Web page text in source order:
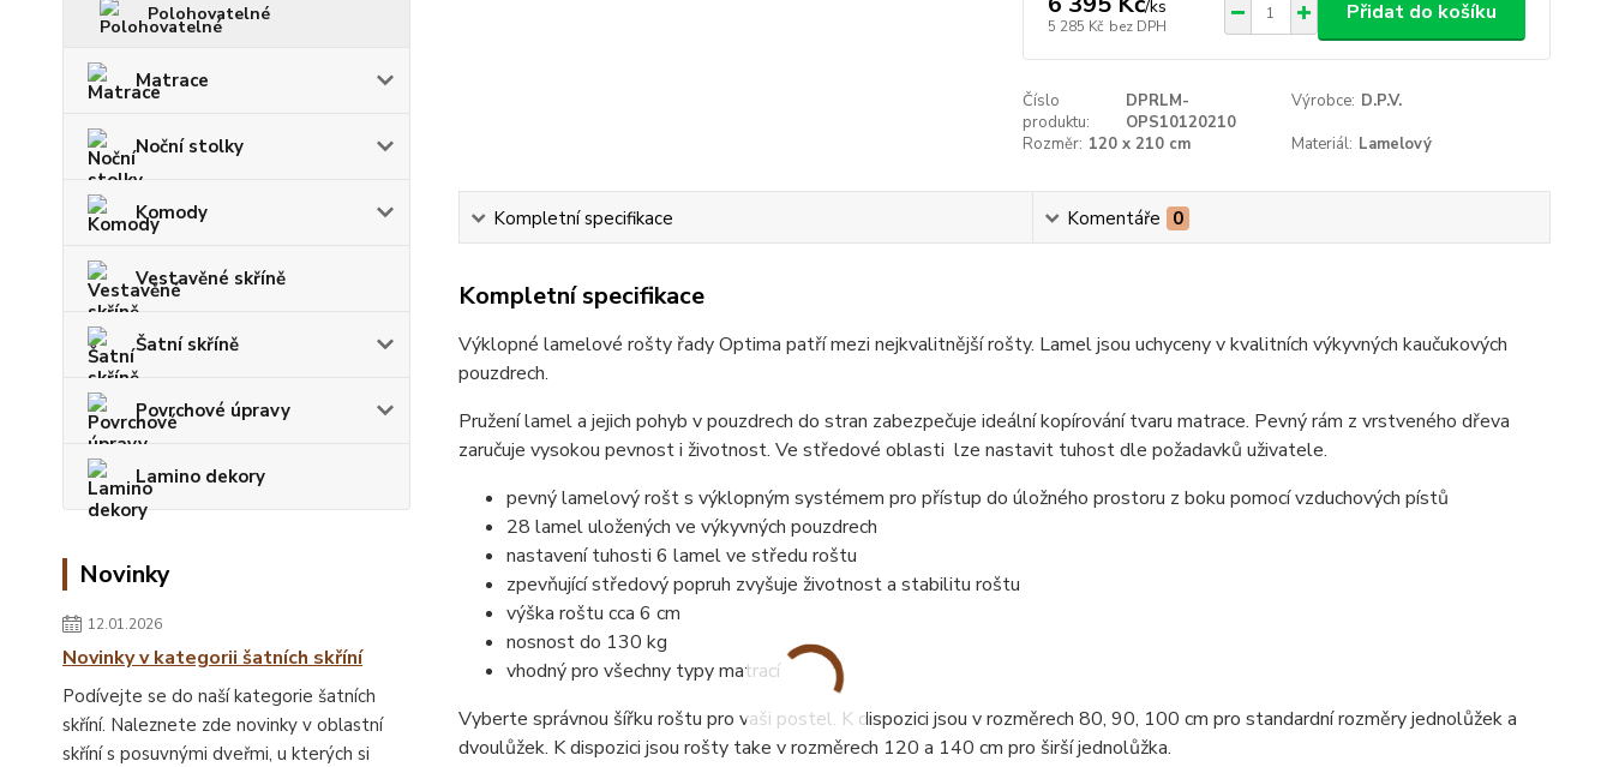
Polohovatelné
Matrace
Noční stolky
Komody
Vestavěné skříně
Šatní skříně
Povrchové úpravy
Lamino dekory
Novinky
12.01.2026
Novinky v kategorii šatních skříní
Podívejte se do naší kategorie šatních
skříní. Naleznete zde novinky v oblastní
skříní s posuvnými dveřmi, u kterých si
/ks
5 285 Kč bez DPH
Přidat do košíku
Číslo
produktu:
DPRLM-
OPS10120210
Výrobce: D.P.V.
Rozměr: 120 x 210 cm Materiál: Lamelový
Kompletní specifikace Komentáře 0
Kompletní specifikace
Výklopné lamelové rošty řady Optima patří mezi nejkvalitnější rošty. Lamel jsou uchyceny v kvalitních výkyvných kaučukových
pouzdrech.
Pružení lamel a jejich pohyb v pouzdrech do stran zabezpečuje ideální kopírování tvaru matrace. Pevný rám z vrstveného dřeva
zaručuje vysokou pevnost i životnost. Ve středové oblasti lze nastavit tuhost dle požadavků uživatele.
pevný lamelový rošt s výklopným systémem pro přístup do úložného prostoru z boku pomocí vzduchových pístů
28 lamel uložených ve výkyvných pouzdrech
nastavení tuhosti 6 lamel ve středu roštu
zpevňující středový popruh zvyšuje životnost a stabilitu roštu
výška roštu cca 6 cm
nosnost do 130 kg
vhodný pro všechny typy matrací
Vyberte správnou šířku roštu pro vaši postel. K dispozici jsou v rozměrech 80, 90, 100 cm pro standardní rozměry jednolůžek a
dvoulůžek. K dispozici jsou rošty take v rozměrech 120 a 140 cm pro širší jednolůžka.